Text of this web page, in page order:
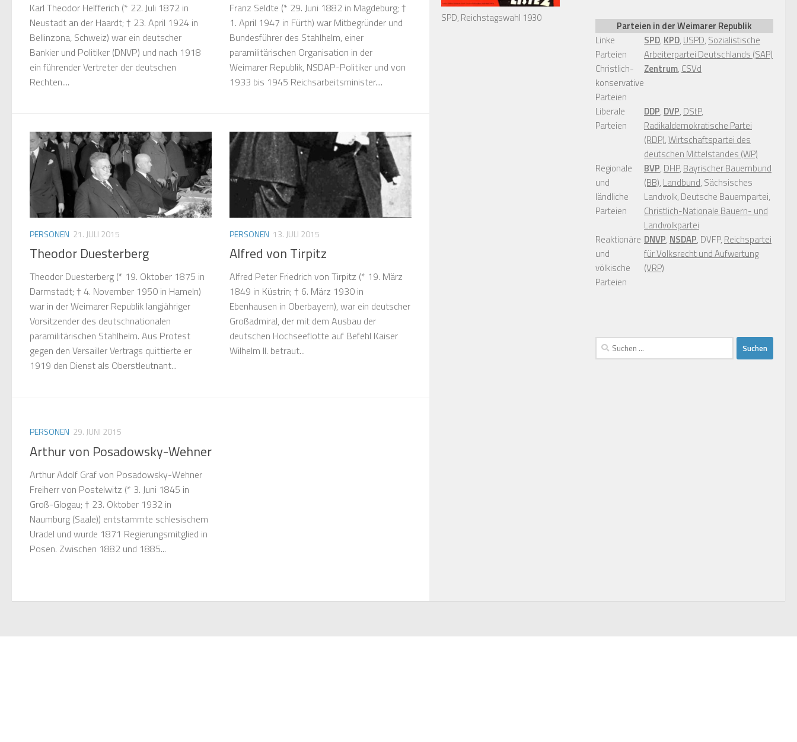
Karl Theodor Helfferich (* 22. Juli 1872 in
Neustadt an der Haardt; † 23. April 1924 in
Bellinzona, Schweiz) war ein deutscher
Bankier und Politiker (DNVP) und nach 1918
ein führender Vertreter der deutschen
Rechten....
Franz Seldte (* 29. Juni 1882 in Magdeburg; †
1. April 1947 in Fürth) war Mitbegründer und
Bundesführer des Stahlhelm, einer
paramilitärischen Organisation in der
Weimarer Republik, NSDAP-Politiker und von
1933 bis 1945 Reichsarbeitsminister....
PERSONEN 21. JULI 2015
Theodor Duesterberg
Theodor Duesterberg (* 19. Oktober 1875 in
Darmstadt; † 4. November 1950 in Hameln)
war in der Weimarer Republik langjähriger
Vorsitzender des deutschnationalen
paramilitärischen Stahlhelm. Aus Protest
gegen den Versailler Vertrags quittierte er
1919 den Dienst als Oberstleutnant...
PERSONEN 13. JULI 2015
Alfred von Tirpitz
Alfred Peter Friedrich von Tirpitz (* 19. März
1849 in Küstrin; † 6. März 1930 in
Ebenhausen in Oberbayern), war ein deutscher
Großadmiral, der mit dem Ausbau der
deutschen Hochseeflotte auf Befehl Kaiser
Wilhelm II. betraut...
PERSONEN 29. JUNI 2015
Arthur von Posadowsky-Wehner
Arthur Adolf Graf von Posadowsky-Wehner
Freiherr von Postelwitz (* 3. Juni 1845 in
Groß-Glogau; † 23. Oktober 1932 in
Naumburg (Saale)) entstammte schlesischem
Uradel und wurde 1871 Regierungsmitglied in
Posen. Zwischen 1882 und 1885...
Parteien in der Weimarer Republik
Linke
Parteien
SPD, KPD, USPD, Sozialistische
Arbeiterpartei Deutschlands (SAP)
Christlich-
konservative
Parteien
Zentrum, CSVd
Liberale
Parteien
DDP, DVP, DStP,
Radikaldemokratische Partei
(RDP),Wirtschaftspartei des
deutschen Mittelstandes (WP)
Regionale
und
ländliche
Parteien
BVP, DHP, Bayrischer Bauernbund
(BB), Landbund, Sächsisches
Landvolk, Deutsche Bauernpartei,
Christlich-Nationale Bauern- und
Landvolkpartei
Reaktionäre
und
völkische
Parteien
DNVP, NSDAP, DVFP, Reichspartei
für Volksrecht und Aufwertung
(VRP)
Suchen
nach:
SPD, Reichstagswahl 1930